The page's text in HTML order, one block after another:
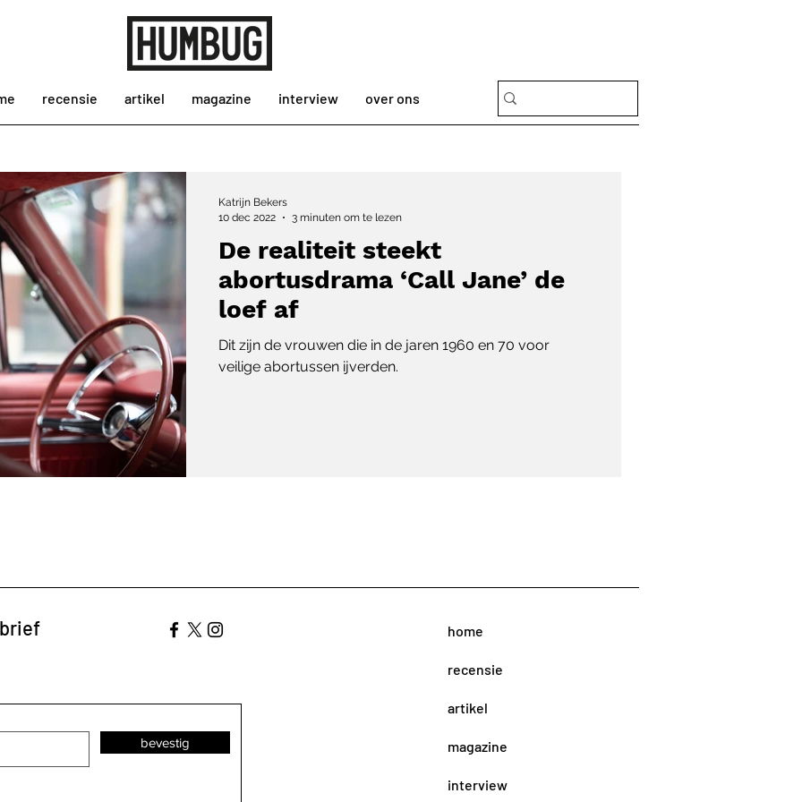
recensie artikel magazine interview over ons
De realiteit steekt
abortusdrama ‘Call Jane’ de
loef af
Dit zijn de vrouwen die in de jaren 1960 en 70 voor
veilige abortussen ijverden.
Katrijn Bekers
10 dec 2022
3 minuten om te lezen
bevestig
home
recensie
artikel
magazine
interview